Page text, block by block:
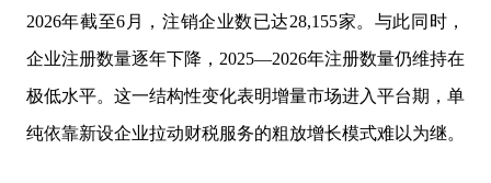
2026年截至6月，注销企业数已达28,155家。与此同时，
企业注册数量逐年下降，2025—2026年注册数量仍维持在
极低水平。这一结构性变化表明增量市场进入平台期，单
纯依靠新设企业拉动财税服务的粗放增长模式难以为继。